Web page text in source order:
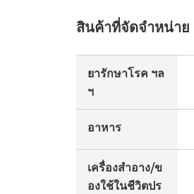
สินค้าที่จัดจำหน่าย
ยารักษาโรค ฯล
ฯ
อาหาร
เครื่องสำอาง/ข
องใช้ในชีวิตปร